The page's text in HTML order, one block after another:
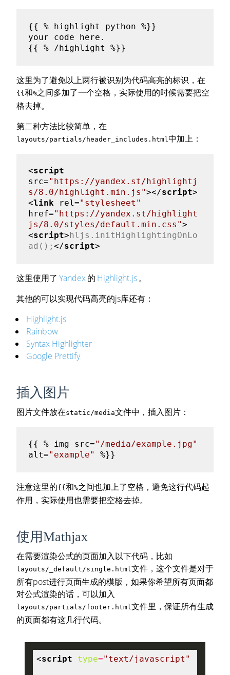
{{ % highlight python %}}
your code here.
这里为了避免以上两行被识别为代码高亮的标识，在
{{ 和%之间多加了一个空格，实际使用的时候需要把空
格去掉。
第二种方法比较简单，在
layouts/partials/header_includes.html 中加上：
<script
src="https://yandex.st/highlightj
s/8.0/highlight.min.js"></script>
<link rel="stylesheet"
href="https://yandex.st/highlight
js/8.0/styles/default.min.css">
<script> hljs.initHighlightingOnLo
ad();</script>
这里使用了 Yandex的 Highlight.js。
其他的可以实现代码高亮的js库还有：
Highlight.js
Rainbow
Syntax Highlighter
Google Prettify
插入图片
图片文件放在static/media文件中，插入图片：
{{ % img src="/media/example.jpg"
alt="example"
注意这里的{{ 和%之间也加上了空格，避免这行代码起
作用，实际使用也需要把空格去掉。
使用Mathjax
在需要渲染公式的页面加入以下代码，比如
layouts/_default/single.html 文件，这个文件是对于
所有post进行页面生成的模版，如果你希望所有页面都
对公式渲染的话，可以加入
layouts/partials/footer.html 文件里，保证所有生成
的页面都有这几行代码。
<script type="text/javascript"